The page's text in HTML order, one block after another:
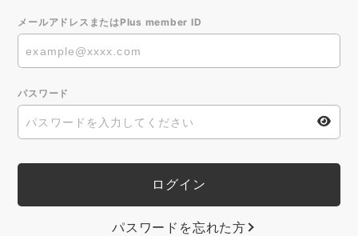
メールアドレスまたはPlus member ID
パスワード
パスワードを忘れた方